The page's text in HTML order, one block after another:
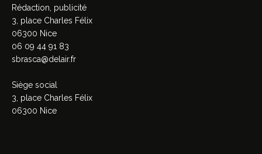
Rédaction, publicité
3, place Charles Félix
06300 Nice
06 09 44 91 83
sbrasca@delair.fr
Siège social
3, place Charles Félix
06300 Nice